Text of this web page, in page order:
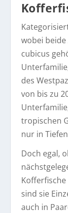
wobei
cubicus
des
von bis zu
tropischen
nur in
Doch egal,
Kofferfische
sind sie
auch in